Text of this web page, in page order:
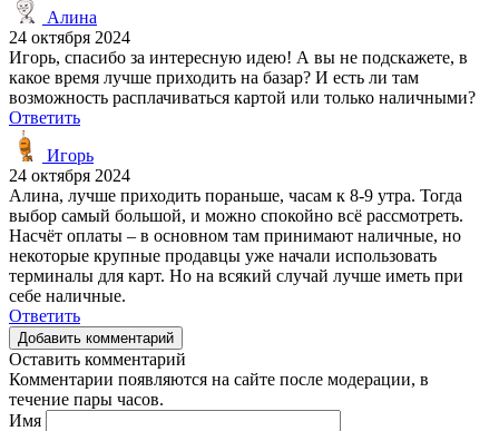
Алина
24 октября 2024
Игорь, спасибо за интересную идею! А вы не подскажете, в
какое время лучше приходить на базар? И есть ли там
возможность расплачиваться картой или только наличными?
Ответить
Игорь
24 октября 2024
Алина, лучше приходить пораньше, часам к 8-9 утра. Тогда
выбор самый большой, и можно спокойно всё рассмотреть.
Насчёт оплаты – в основном там принимают наличные, но
некоторые крупные продавцы уже начали использовать
терминалы для карт. Но на всякий случай лучше иметь при
себе наличные.
Ответить
Добавить комментарий
Оставить комментарий
Комментарии появляются на сайте после модерации, в
течение пары часов.
Имя